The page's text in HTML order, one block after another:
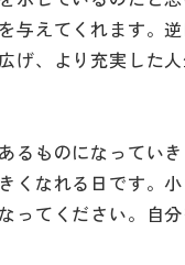
与えてくれます。
げ、より充実した
るものになってい
くなれる日です。
てください。自分